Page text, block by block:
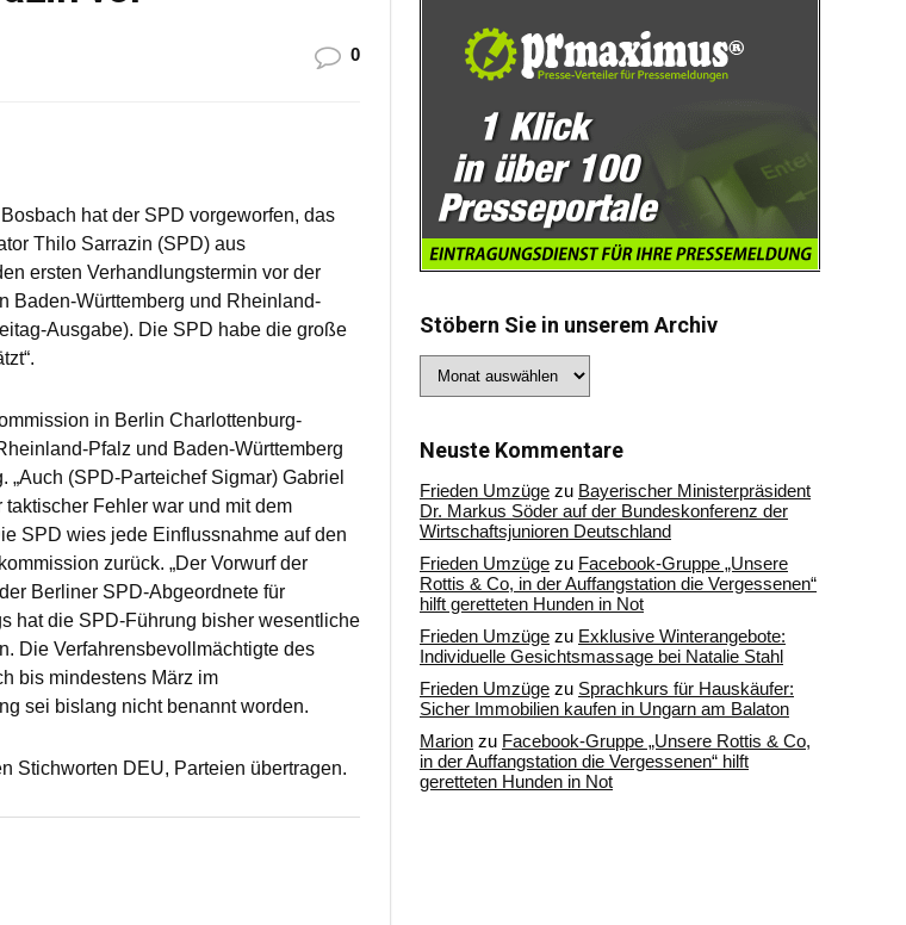
0
hat der SPD vorgeworfen, das
Thilo Sarrazin (SPD) aus
ersten Verhandlungstermin vor der
Baden-Württemberg und Rheinland-
Ausgabe). Die SPD habe die große
in Berlin Charlottenburg-
Pfalz und Baden-Württemberg
(SPD-Parteichef Sigmar) Gabriel
Fehler war und mit dem
SPD wies jede Einflussnahme auf den
zurück. „Der Vorwurf der
Berliner SPD-Abgeordnete für
hat die SPD-Führung bisher wesentliche
Die Verfahrensbevollmächtigte des
bis mindestens März im
sei bislang nicht benannt worden.
Stichworten DEU, Parteien übertragen.
Stöbern Sie in unserem Archiv
Sie
Archiv
Neuste Kommentare
Frieden Umzüge zu Bayerischer Ministerpräsident
Dr. Markus Söder auf der Bundeskonferenz der
Wirtschaftsjunioren Deutschland
Frieden Umzüge zu Facebook-Gruppe „Unsere
Rottis & Co, in der Auffangstation die Vergessenen“
hilft geretteten Hunden in Not
Frieden Umzüge zu Exklusive Winterangebote:
Individuelle Gesichtsmassage bei Natalie Stahl
Frieden Umzüge zu Sprachkurs für Hauskäufer:
Sicher Immobilien kaufen in Ungarn am Balaton
Marion zu Facebook-Gruppe „Unsere Rottis & Co,
in der Auffangstation die Vergessenen“ hilft
geretteten Hunden in Not